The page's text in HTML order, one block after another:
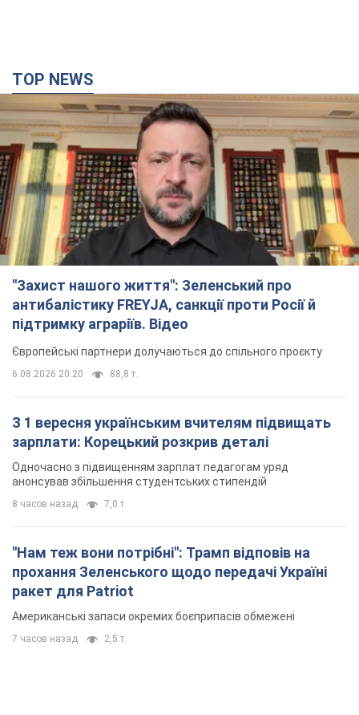
TOP NEWS
"Захист нашого життя": Зеленський про
антибалістику FREYJA, санкції проти Росії й
підтримку аграріїв. Відео
Європейські партнери долучаються до спільного проєкту
6.08.2026 20:20 88,8 т.
З 1 вересня українським вчителям підвищать
зарплати: Корецький розкрив деталі
Одночасно з підвищенням зарплат педагогам уряд
анонсував збільшення студентських стипендій
8 часов назад 7,0 т.
"Нам теж вони потрібні": Трамп відповів на
прохання Зеленського щодо передачі Україні
ракет для Patriot
Американські запаси окремих боєприпасів обмежені
7 часов назад 2,5 т.